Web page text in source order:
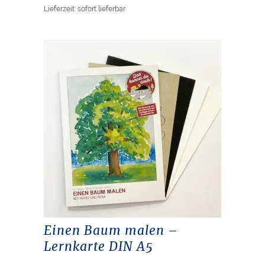
Lieferzeit: sofort lieferbar
Einen Baum malen –
Lernkarte DIN A5